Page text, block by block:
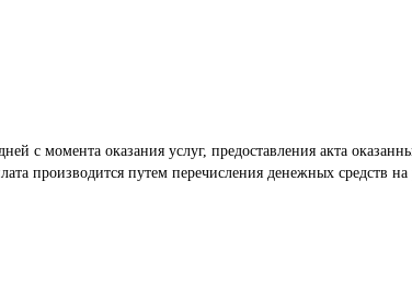
с момента оказания услуг, предоставления акта
производится путем перечисления денежных средств на